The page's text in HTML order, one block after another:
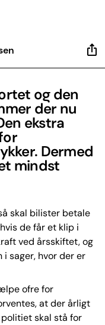
og den
der nu
ekstra
Dermed
mindst
skal bilister betale
de får et klip i
ved årsskiftet, og
sager, hvor der er
ofre for
at der årligt
politiet skal stå for